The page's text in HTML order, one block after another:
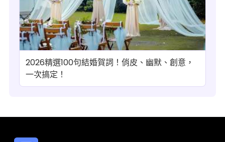
2026精選100句結婚賀詞！俏皮、幽默、創意，
一次搞定！